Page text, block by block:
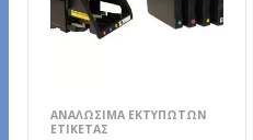
ΑΝΑΛΏΣΙΜΑ ΕΚΤΥΠΩΤΏΝ
ΕΤΙΚΈΤΑΣ